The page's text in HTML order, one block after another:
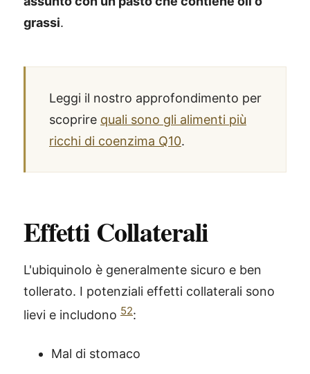
grassi.
Leggi il nostro approfondimento per
scoprire quali sono gli alimenti più
ricchi di coenzima Q10.
Effetti Collaterali
L'ubiquinolo è generalmente sicuro e ben
tollerato. I potenziali effetti collaterali sono
lievi e includono 52:
Mal di stomaco